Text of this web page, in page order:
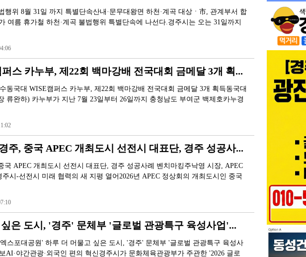
행위 8월 31일 까지 특별단속산내·문무대왕면 하천·계곡 대상ㆍ市, 관계부서 합
여름 휴가철 하천·계곡 불법행위 특별단속에 나선다.경주시는 오는 31일까지
스 카누부, 제22회 백마강배 전국대회 금메달 3개 획...
동국대 WISE캠퍼스 카누부, 제22회 백마강배 전국대회 금메달 3개 획득동국대
류완하) 카누부가 지난 7월 23일부터 26일까지 충청남도 부여군 백제호카누경
주, 중국 APEC 개최도시 선전시 대표단, 경주 성공사...
국 APEC 개최도시 선전시 대표단, 경주 성공사례 벤치마킹주낙영 시장, APEC
시-선전시 미래 협력의 새 지평 열어2026년 APEC 정상회의 개최도시인 중국
은 도시, '경주' 문체부 '글로벌 관광특구 육성사업'...
스포대공원' 하루 더 머물고 싶은 도시, '경주' 문체부 '글로벌 관광특구 육성사
AI·야간관광·외국인 편의 혁신경주시가 문화체육관광부가 주관한 '2026 글로